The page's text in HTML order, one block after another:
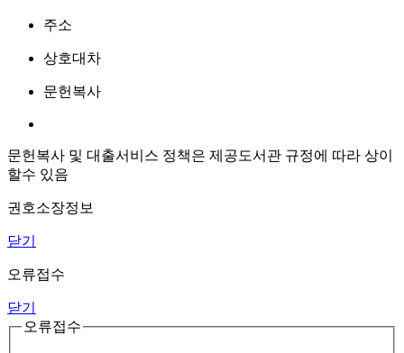
주소
상호대차
문헌복사
문헌복사 및 대출서비스 정책은 제공도서관 규정에 따라 상이
할수 있음
권호소장정보
닫기
오류접수
닫기
오류접수